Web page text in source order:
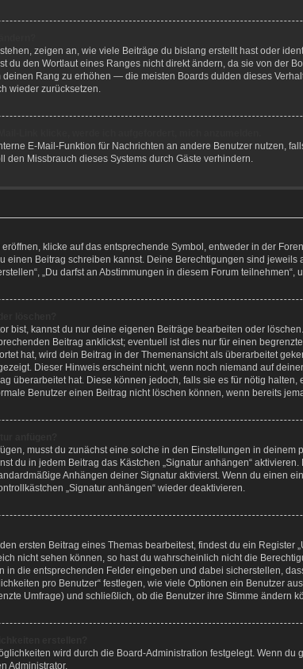
zeigen an, wie viele Beiträge du bislang erstellt hast oder
du den Wortlaut eines Ranges nicht direkt ändern, da sie von der
Rang zu erhöhen — die meisten Boards dulden dieses
wieder zurücksetzen.
E-Mail-Funktion für Nachrichten an andere Benutzer nutzen,
den Missbrauch dieses Systems durch Gäste verhindern.
klicke auf das entsprechende Symbol, entweder in der
einen Beitrag schreiben kannst. Deine Berechtigungen sind jeweils
„Du darfst an Abstimmungen in diesem Forum teilnehmen“,
bist, kannst du nur deine eigenen Beiträge bearbeiten oder
Beitrag anklickst; eventuell ist dies nur für einen
hat, wird dein Beitrag in der Themenansicht als überarbeitet
Dieser Hinweis erscheint nicht, wenn noch niemand auf
überarbeitet hat. Diese können jedoch, falls sie es für nötig
Benutzer einen Beitrag nicht löschen können, wenn bereits
musst du zunächst eine solche in den Einstellungen in deinem
du in jedem Beitrag das Kästchen „Signatur anhängen“
Anhängen deiner Signatur aktivierst. Wenn du einen
„Signatur anhängen“ wieder deaktivieren.
ersten Beitrag eines Themas bearbeitest, findest du ein Register
nicht sehen können, so hast du wahrscheinlich nicht die
in die entsprechenden Felder eingeben und dabei sicherstellen,
pro Benutzer“ festlegen, wie viele Optionen ein Benutzer
Umfrage) und schließlich, ob die Benutzer ihre Stimme ändern
wird durch die Board-Administration festgelegt. Wenn du
Administrator.